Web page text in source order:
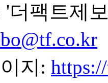
'더팩트제
지: